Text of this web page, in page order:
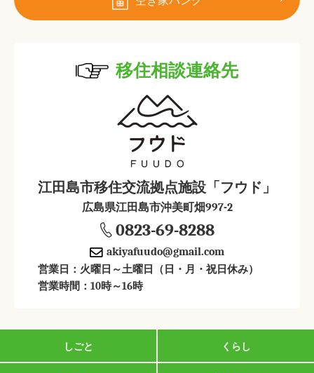
移住相談連絡先
江田島市移住交流拠点施設「フウド」
広島県江田島市沖美町畑997-2
0823-69-8288
akiyafuudo@gmail.com
営業日：火曜日～土曜日（日・月・祝日休み）
営業時間：10時～16時
しごと くらし